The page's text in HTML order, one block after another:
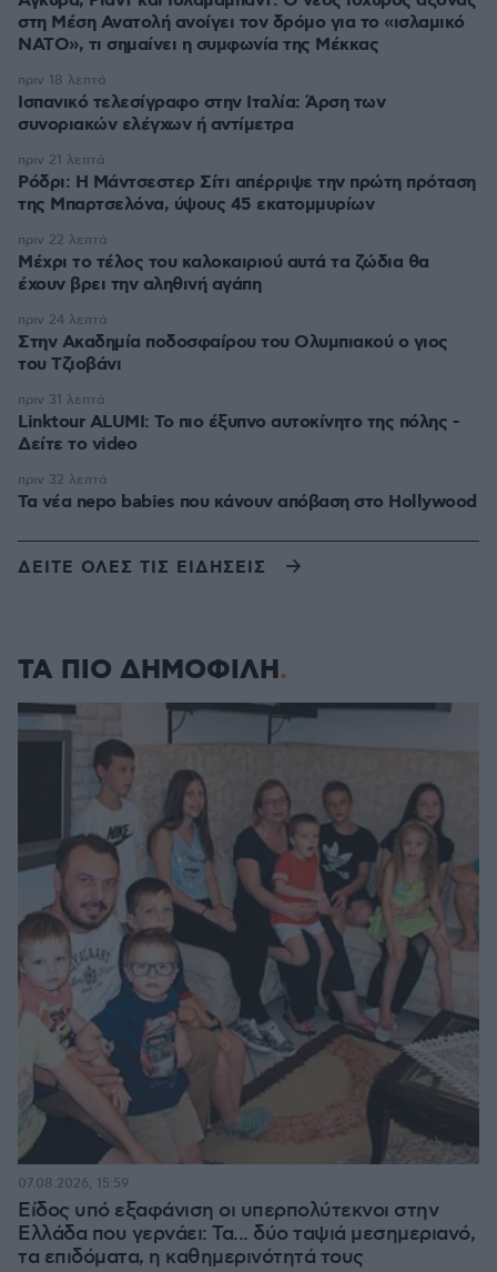
στη Μέση Ανατολή ανοίγει τον δρόμο για το «ισλαμικό
ΝΑΤΟ», τι σημαίνει η συμφωνία της Μέκκας
Ισπανικό τελεσίγραφο στην Ιταλία: Άρση των
συνοριακών ελέγχων ή αντίμετρα
πριν 18 λεπτά
Ρόδρι: Η Μάντσεστερ Σίτι απέρριψε την πρώτη πρόταση
της Μπαρτσελόνα, ύψους 45 εκατομμυρίων
πριν 21 λεπτά
Μέχρι το τέλος του καλοκαιριού αυτά τα ζώδια θα
έχουν βρει την αληθινή αγάπη
πριν 22 λεπτά
Στην Ακαδημία ποδοσφαίρου του Ολυμπιακού ο γιος
του Τζιοβάνι
πριν 24 λεπτά
Linktour ALUMI: Το πιο έξυπνο αυτοκίνητο της πόλης -
Δείτε το video
πριν 31 λεπτά
Τα νέα nepo babies που κάνουν απόβαση στο Hollywood
πριν 32 λεπτά
ΔΕΙΤΕ ΟΛΕΣ ΤΙΣ ΕΙΔΗΣΕΙΣ
ΤΑ ΠΙΟ ΔΗΜΟΦΙΛΗ
Είδος υπό εξαφάνιση οι υπερπολύτεκνοι στην
Ελλάδα που γερνάει: Τα... δύο ταψιά μεσημεριανό,
τα επιδόματα, η καθημερινότητά τους
07.08.2026, 15:59